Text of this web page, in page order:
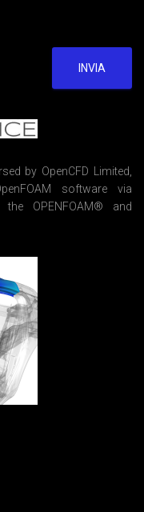
INVIA
by OpenCFD Limited,
software via
OPENFOAM® and